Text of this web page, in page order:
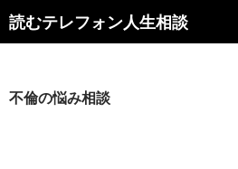
読むテレフォン人生相談
不倫の悩み相談